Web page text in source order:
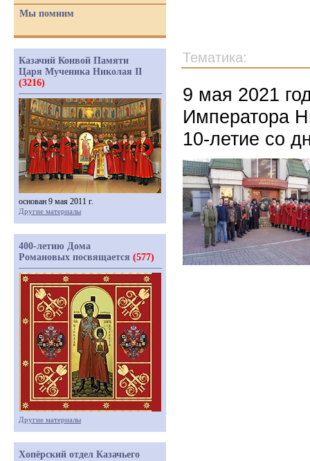
Тематика:
9 мая 2021
Императора
10-летие со
Мы помним
Казачий Конвой Памяти
Царя Мученика Николая II
(3216)
основан 9 мая 2011 г.
Другие материалы
400-летию Дома
Романовых посвящается (577)
Другие материалы
Хопёрский отдел Казачьего